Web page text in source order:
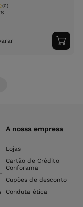
(0)
ao
A nossa empresa
Lojas
Cartão de Crédito
Conforama
Cupões de desconto
Conduta ética